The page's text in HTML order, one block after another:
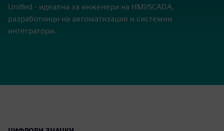
Unified - идеална за инженери на HMI/SCADA,
разработчици на автоматизация и системни
интегратори.